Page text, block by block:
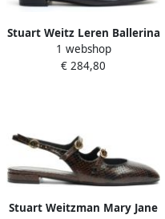
Stuart Weitz Leren Ballerina
met Bandje
1 webshop
€ 284,80
Stuart Weitzman Mary Jane